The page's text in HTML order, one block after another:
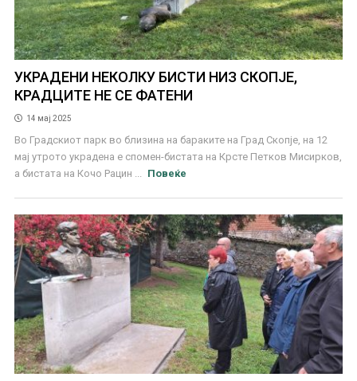
УКРАДЕНИ НЕКОЛКУ БИСТИ НИЗ СКОПЈЕ,
КРАДЦИТЕ НЕ СЕ ФАТЕНИ
14 мај 2025
Во Градскиот парк во близина на бараките на Град Скопје, на 12
мај утрото украдена е спомен-бистата на Крсте Петков Мисирков,
а бистата на Кочо Рацин ...
Повеќе